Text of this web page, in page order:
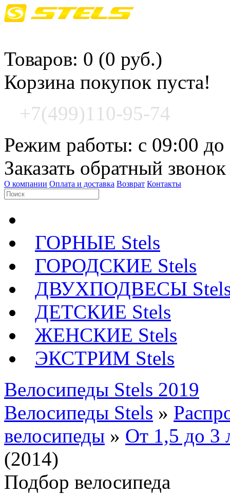
Товаров: 0 (0 руб.)
Корзина покупок пуста!
+7(499)110-95-74
Режим работы: с 09:00 до
Заказать обратный звонок
О компании Оплата и доставка Возврат Контакты
ГОРНЫЕ Stels
ГОРОДСКИЕ Stels
ДВУХПОДВЕСЫ
ДЕТСКИЕ Stels
ЖЕНСКИЕ Stels
ЭКСТРИМ Stels
Велосипеды Stels 2019
Велосипеды Stels »
велосипеды » От 1,5 до 3
(2014)
Подбор велосипеда